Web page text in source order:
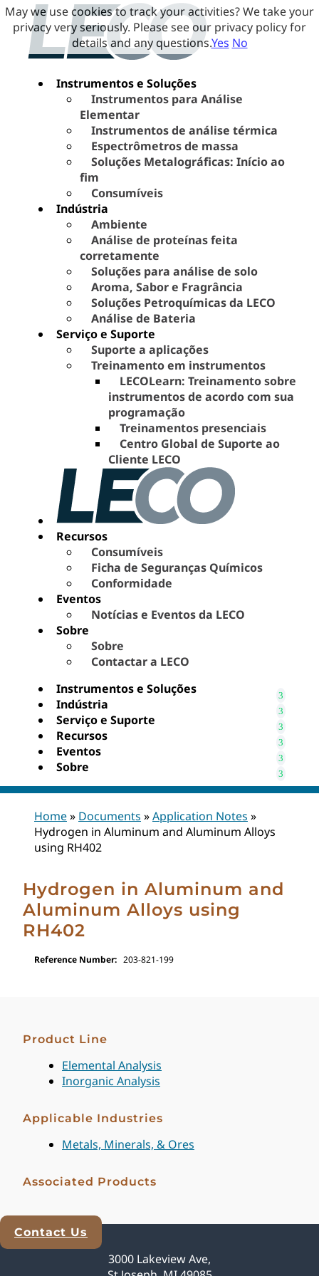
Instrumentos e Soluções
Instrumentos para Análise
Elementar
Instrumentos de análise térmica
Espectrômetros de massa
Soluções Metalográficas: Início ao
fim
Consumíveis
Indústria
Ambiente
Análise de proteínas feita
corretamente
Soluções para análise de solo
Aroma, Sabor e Fragrância
Soluções Petroquímicas da LECO
Análise de Bateria
Serviço e Suporte
Suporte a aplicações
Treinamento em instrumentos
LECOLearn: Treinamento sobre
instrumentos de acordo com sua
programação
Treinamentos presenciais
Centro Global de Suporte ao
Cliente LECO
Recursos
Consumíveis
Ficha de Seguranças Químicos
Conformidade
Eventos
Notícias e Eventos da LECO
Sobre
Sobre
Contactar a LECO
Instrumentos e Soluções
Indústria
Serviço e Suporte
Recursos
Eventos
Sobre
Home» Documents »Application Notes »
Hydrogen in Aluminum and Aluminum Alloys
using RH402
Hydrogen in Aluminum and
Aluminum Alloys using
RH402
Reference Number: 203-821-199
Product Line
Elemental Analysis
Inorganic Analysis
Applicable Industries
Metals, Minerals, & Ores
Associated Products
Explore Analytical Solutions
Contact Us
3000 Lakeview Ave,
May we use cookies to track your activities? We take your
privacy very seriously. Please see our privacy policy for
details and any questions.Yes No